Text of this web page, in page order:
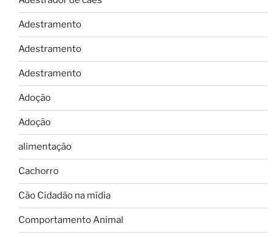
Adestramento
Adestramento
Adestramento
Adoção
Adoção
alimentação
Cachorro
Cão Cidadão na mídia
Comportamento Animal